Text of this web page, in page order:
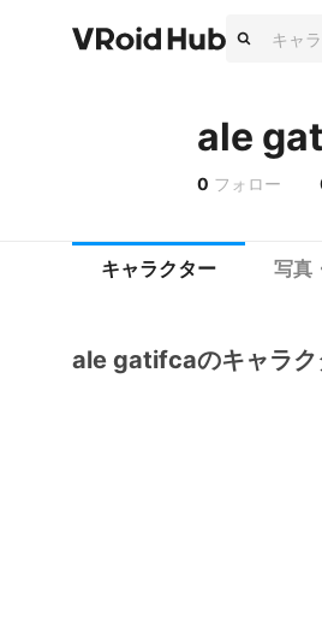
ale
0 フォロー
キャラクター 写真
ale gatifcaのキャラク